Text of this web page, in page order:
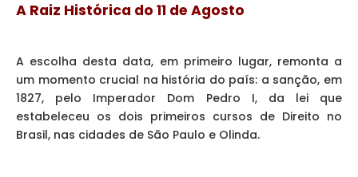
A Raiz Histórica do 11 de Agosto
A escolha desta data, em primeiro lugar, remonta a
um momento crucial na história do país: a sanção, em
1827, pelo Imperador Dom Pedro I, da lei que
estabeleceu os dois primeiros cursos de Direito no
Brasil, nas cidades de São Paulo e Olinda.